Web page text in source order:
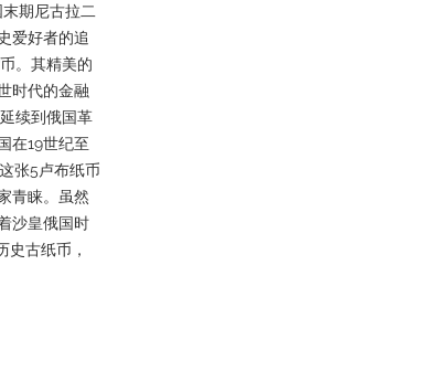
期尼古拉二
爱好者的追
。其精美的
时代的金融
续到俄国革
在19世纪至
张5卢布纸币
青睐。虽然
沙皇俄国时
古纸币，